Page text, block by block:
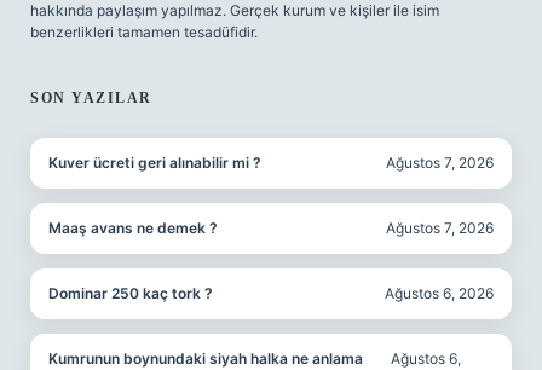
hakkında paylaşım yapılmaz. Gerçek kurum ve kişiler ile isim
benzerlikleri tamamen tesadüfidir.
SON YAZILAR
Kuver ücreti geri alınabilir mi ? Ağustos 7, 2026
Maaş avans ne demek ? Ağustos 7, 2026
Dominar 250 kaç tork ? Ağustos 6, 2026
Kumrunun boynundaki siyah halka ne anlama
Ağustos 6,